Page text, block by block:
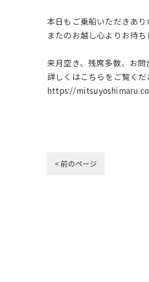
本日もご乗船いただきあり
またのお越し心よりお待
来月空き、残席多数、お問
詳しくはこちらをご覧く
https://
< 前のページ